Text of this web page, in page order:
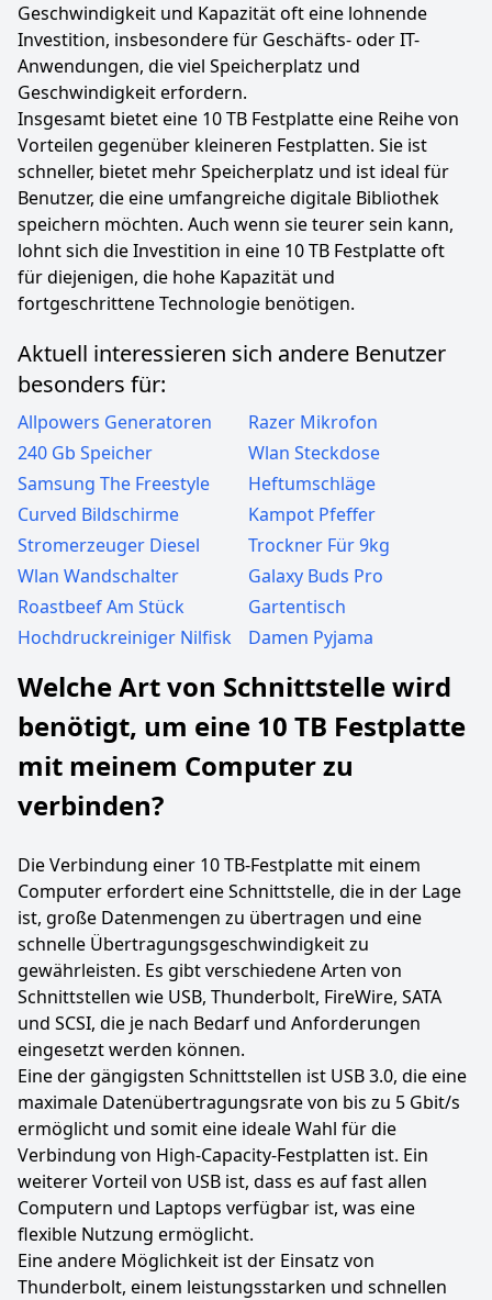
Geschwindigkeit und Kapazität oft eine lohnende
Investition, insbesondere für Geschäfts- oder IT-
Anwendungen, die viel Speicherplatz und
Geschwindigkeit erfordern.
Insgesamt bietet eine 10 TB Festplatte eine Reihe von
Vorteilen gegenüber kleineren Festplatten. Sie ist
schneller, bietet mehr Speicherplatz und ist ideal für
Benutzer, die eine umfangreiche digitale Bibliothek
speichern möchten. Auch wenn sie teurer sein kann,
lohnt sich die Investition in eine 10 TB Festplatte oft
für diejenigen, die hohe Kapazität und
fortgeschrittene Technologie benötigen.
Aktuell interessieren sich andere Benutzer
besonders für:
Allpowers Generatoren
Razer Mikrofon
240 Gb Speicher
Wlan Steckdose
Samsung The Freestyle
Heftumschläge
Curved Bildschirme
Kampot Pfeffer
Stromerzeuger Diesel
Trockner Für 9kg
Wlan Wandschalter
Galaxy Buds Pro
Roastbeef Am Stück
Gartentisch
Hochdruckreiniger Nilfisk
Damen Pyjama
Welche Art von Schnittstelle wird
benötigt, um eine 10 TB Festplatte
mit meinem Computer zu
verbinden?
Die Verbindung einer 10 TB-Festplatte mit einem
Computer erfordert eine Schnittstelle, die in der Lage
ist, große Datenmengen zu übertragen und eine
schnelle Übertragungsgeschwindigkeit zu
gewährleisten. Es gibt verschiedene Arten von
Schnittstellen wie USB, Thunderbolt, FireWire, SATA
und SCSI, die je nach Bedarf und Anforderungen
eingesetzt werden können.
Eine der gängigsten Schnittstellen ist USB 3.0, die eine
maximale Datenübertragungsrate von bis zu 5 Gbit/s
ermöglicht und somit eine ideale Wahl für die
Verbindung von High-Capacity-Festplatten ist. Ein
weiterer Vorteil von USB ist, dass es auf fast allen
Computern und Laptops verfügbar ist, was eine
flexible Nutzung ermöglicht.
Eine andere Möglichkeit ist der Einsatz von
Thunderbolt, einem leistungsstarken und schnellen